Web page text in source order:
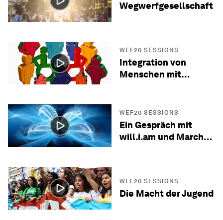
Wegwerfgesellschaft
WEF20 SESSIONS
Integration von
Menschen mit
WEF20 SESSIONS
Ein Gespräch mit
will.i.am und March
WEF20 SESSIONS
Die Macht der Jugend